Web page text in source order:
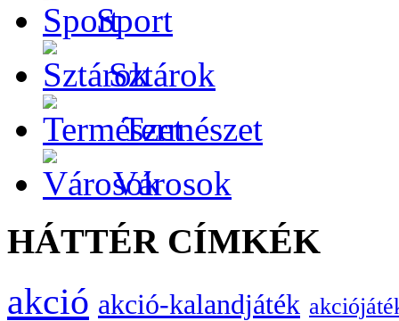
Sport
Sztárok
Természet
Városok
HÁTTÉR CÍMKÉK
akció akció-kalandjáték